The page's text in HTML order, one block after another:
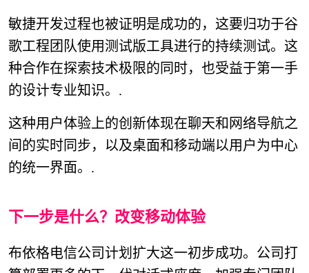
敏捷开发过程也被证明是成功的，这要归功于谷
歌工程团队使用测试版工具进行的持续测试。这
种合作在探索技术极限的同时，也受益于第一手
的设计专业知识。.
这种用户体验上的创新体现在聊天和网络导航之
间的实时同步，以及桌面和移动端以用户为中心
的统一界面。.
下一步是什么？改变移动体验
布依格电信公司计划扩大这一初步成功。公司打